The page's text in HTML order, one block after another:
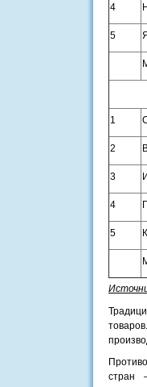
4
5
1
2
3
4
5
стран